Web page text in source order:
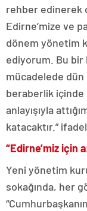
rehber edinerek
Edirne’mize ve
dönem yönetim
ediyorum. Bu bir
mücadelede
beraberlik içinde
anlayışıyla
katacaktır.”
“Edirne’miz için
Yeni yönetim
sokağında, her